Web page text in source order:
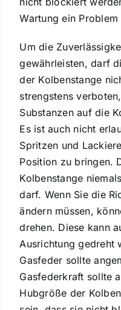
Wartung ein
Um die
gewährleisten, darf
der Kolbenstange
strengstens
Substanzen auf die
Es ist auch nicht
Spritzen und
Position zu bringen.
Kolbenstange
darf. Wenn Sie die
ändern müssen,
drehen. Diese kann
Ausrichtung gedreht
Gasfeder sollte
Gasfederkraft sollte
Hubgröße der